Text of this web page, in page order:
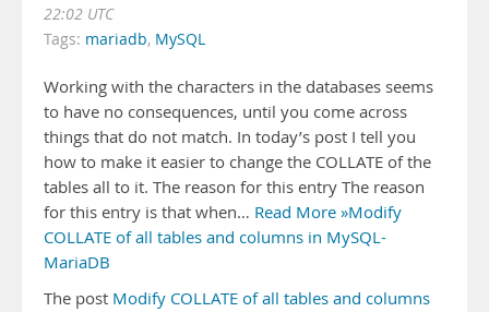
22:02 UTC
Tags: mariadb, MySQL
Working with the characters in the databases seems
to have no consequences, until you come across
things that do not match. In today’s post I tell you
how to make it easier to change the COLLATE of the
tables all to it. The reason for this entry The reason
for this entry is that when… Read More »Modify
COLLATE of all tables and columns in MySQL-
MariaDB
The post Modify COLLATE of all tables and columns